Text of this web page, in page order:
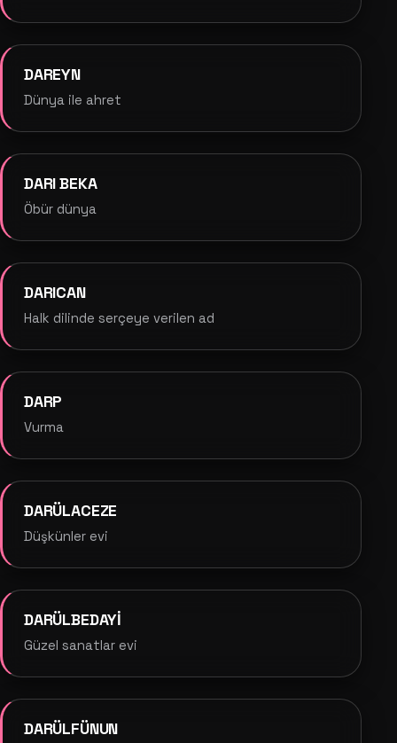
DAREYN
Dünya ile ahret
DARI BEKA
Öbür dünya
DARICAN
Halk dilinde serçeye verilen ad
DARP
Vurma
DARÜLACEZE
Düşkünler evi
DARÜLBEDAYİ
Güzel sanatlar evi
DARÜLFÜNUN